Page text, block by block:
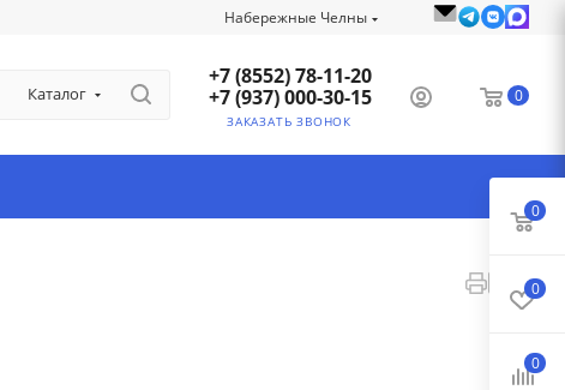
Набережные Челны
Каталог
+7 (8552) 78-11-20
+7 (937) 000-30-15
ЗАКАЗАТЬ ЗВОНОК
0
0
0
0